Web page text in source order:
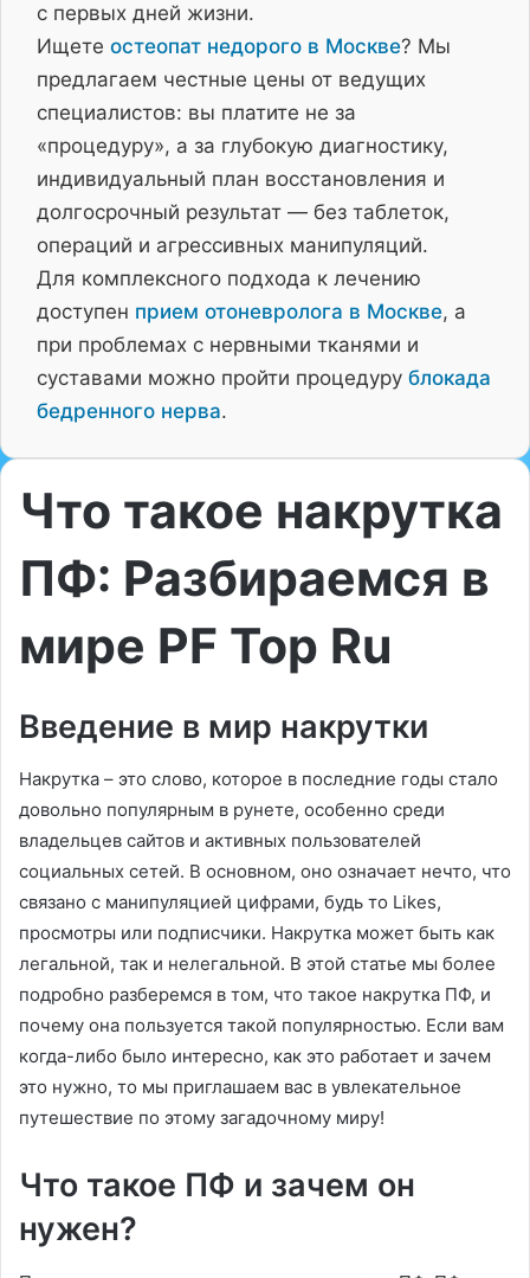
с первых дней жизни.
Ищете остеопат недорого в Москве? Мы
предлагаем честные цены от ведущих
специалистов: вы платите не за
«процедуру», а за глубокую диагностику,
индивидуальный план восстановления и
долгосрочный результат — без таблеток,
операций и агрессивных манипуляций.
Для комплексного подхода к лечению
доступен прием отоневролога в Москве, а
при проблемах с нервными тканями и
суставами можно пройти процедуру блокада
бедренного нерва.
Что такое накрутка
ПФ: Разбираемся в
мире PF Top Ru
Введение в мир накрутки
Накрутка – это слово, которое в последние годы стало
довольно популярным в рунете, особенно среди
владельцев сайтов и активных пользователей
социальных сетей. В основном, оно означает нечто, что
связано с манипуляцией цифрами, будь то Likes,
просмотры или подписчики. Накрутка может быть как
легальной, так и нелегальной. В этой статье мы более
подробно разберемся в том, что такое накрутка ПФ, и
почему она пользуется такой популярностью. Если вам
когда-либо было интересно, как это работает и зачем
это нужно, то мы приглашаем вас в увлекательное
путешествие по этому загадочному миру!
Что такое ПФ и зачем он
нужен?